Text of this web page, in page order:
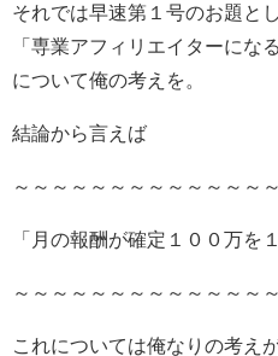
それでは早速第１号のお題と
「専業アフィリエイターにな
について俺の考えを。
結論から言えば
～～～～～～～～～～～～～
「月の報酬が確定１００万を
～～～～～～～～～～～～～
これについては俺なりの考え